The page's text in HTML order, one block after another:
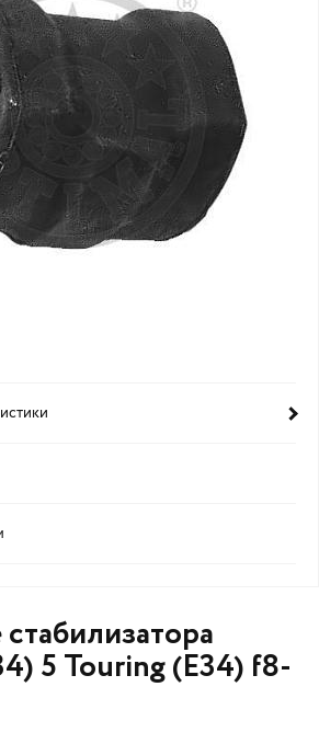
5 Touring (E34) f8-